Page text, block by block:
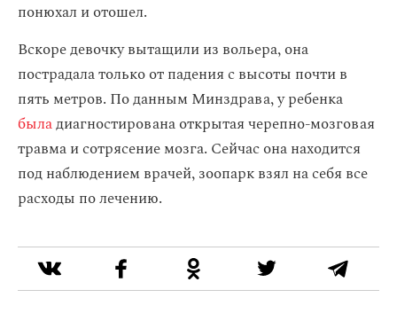
понюхал и отошел.
Вскоре девочку вытащили из вольера, она
пострадала только от падения с высоты почти в
пять метров. По данным Минздрава, у ребенка
быладиагностирована открытая черепно-мозговая
травма и сотрясение мозга. Сейчас она находится
под наблюдением врачей, зоопарк взял на себя все
расходы по лечению.